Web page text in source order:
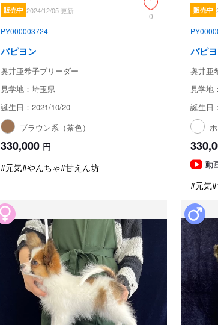
販売中 2024/12/05 更新
0
PY000003724
パピヨン
奥井亜希子ブリーダー
見学地：埼玉県
誕生日：2021/10/20
ブラウン系（茶色）
330,000 円
#元気#やんちゃ#甘えん坊
販売中
パピ
奥井亜
見学地
誕生日
動
#元気